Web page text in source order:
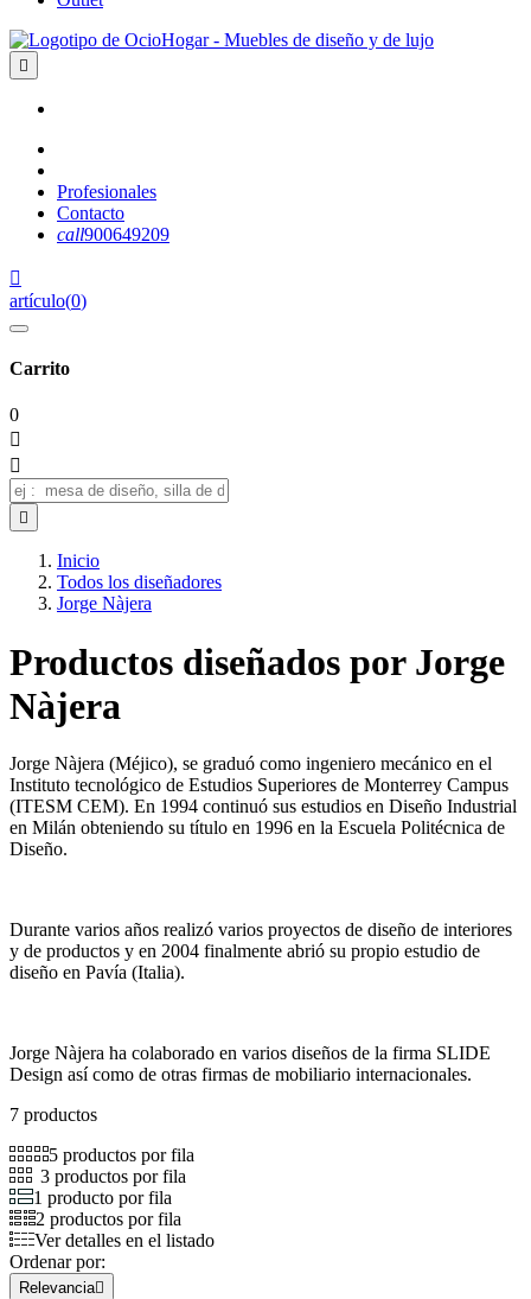

Profesionales
Contacto
call900649209

artículo(0)
Carrito
0



Inicio
Todos los diseñadores
Jorge Nàjera
Productos diseñados por Jorge
Nàjera
Jorge Nàjera (Méjico), se graduó como ingeniero mecánico en el
Instituto tecnológico de Estudios Superiores de Monterrey Campus
(ITESM CEM). En 1994 continuó sus estudios en Diseño Industrial
en Milán obteniendo su título en 1996 en la Escuela Politécnica de
Diseño.
Durante varios años realizó varios proyectos de diseño de interiores
y de productos y en 2004 finalmente abrió su propio estudio de
diseño en Pavía (Italia).
Jorge Nàjera ha colaborado en varios diseños de la firma SLIDE
Design así como de otras firmas de mobiliario internacionales.
7 productos
5 productos por fila
3 productos por fila
1 producto por fila
2 productos por fila
Ver detalles en el listado
Ordenar por:
Relevancia